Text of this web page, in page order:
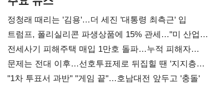
정청래 때리는 '김용'…더 세진 '대통령 최측근' 입
트럼프, 폴리실리콘 파생상품에 15% 관세…"미 산업
재건"
전세사기 피해주택 매입 1만호 돌파…누적 피해자
4만278명
문제는 전대 이후…선호투표제로 뒤집힐 땐 '지지층
불복'
"1차 투표서 과반" "게임 끝"…호남대전 앞두고 '충돌'